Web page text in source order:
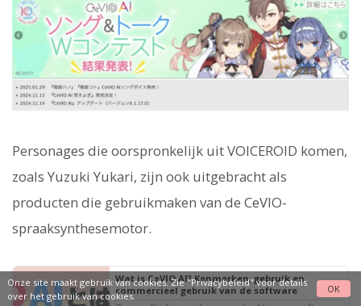
Personages die oorspronkelijk uit VOICEROID komen,
zoals Yuzuki Yukari, zijn ook uitgebracht als
producten die gebruikmaken van de CeVIO-
spraaksynthesemotor.
Wat is CeVIO AI? Kenmerken, gebruik en
commercieel gebruik van de software
Onze site maakt gebruik van cookies. Zie"Privacybeleid"voor details
over het gebruik van cookies.
OK